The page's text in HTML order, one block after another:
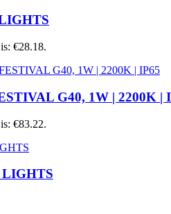
€28.18.
G40, 1W | 2200K |
€83.22.
LIGHTS